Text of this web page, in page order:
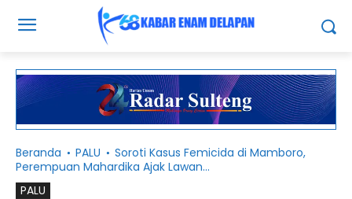
Beranda PALU
Soroti Kasus Femicida di Mamboro,
Perempuan Mahardika Ajak Lawan...
PALU